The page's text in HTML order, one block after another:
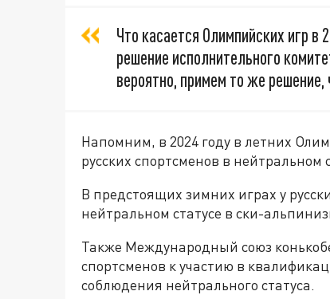
Что касается Олимпийских игр в
решение исполнительного
вероятно, примем то же
Напомним, в 2024 году в летних
русских спортсменов в нейтральном
В предстоящих зимних играх у
нейтральном статусе в ски-
Также Международный союз
спортсменов к участию в
соблюдения нейтрального статуса.